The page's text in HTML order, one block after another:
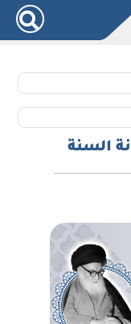
السنة